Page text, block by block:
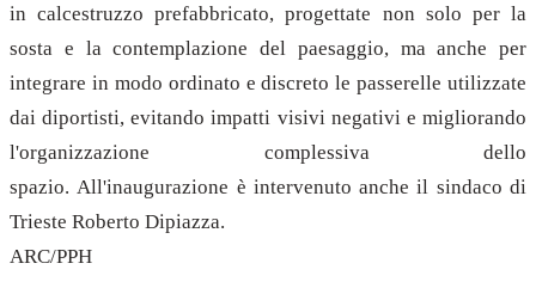
in calcestruzzo prefabbricato, progettate non solo per la
sosta e la contemplazione del paesaggio, ma anche per
integrare in modo ordinato e discreto le passerelle utilizzate
dai diportisti, evitando impatti visivi negativi e migliorando
l'organizzazione complessiva dello
spazio. All'inaugurazione è intervenuto anche il sindaco di
Trieste Roberto Dipiazza.
ARC/PPH